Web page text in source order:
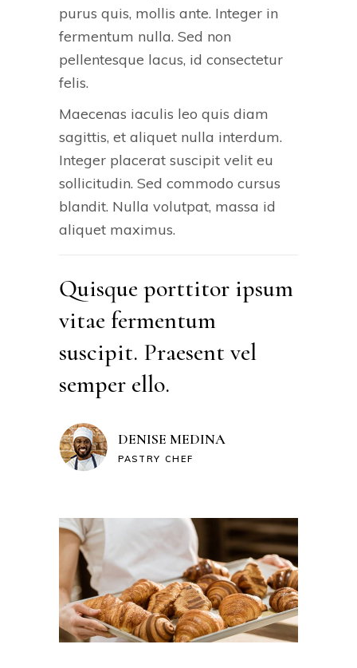
purus quis, mollis ante. Integer in
fermentum nulla. Sed non
pellentesque lacus, id consectetur
felis.
Maecenas iaculis leo quis diam
sagittis, et aliquet nulla interdum.
Integer placerat suscipit velit eu
sollicitudin. Sed commodo cursus
blandit. Nulla volutpat, massa id
aliquet maximus.
Quisque porttitor ipsum
vitae fermentum
suscipit. Praesent vel
semper ello.
DENISE MEDINA
PASTRY CHEF